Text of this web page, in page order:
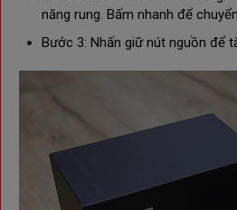
năng rung. Bấm nhanh để
Bước 3: Nhấn giữ nút nguồn để